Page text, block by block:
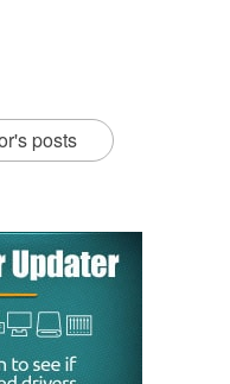
posts